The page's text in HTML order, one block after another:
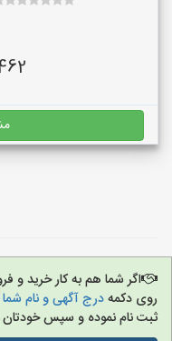
اگر شما هم به کار خرید و
روی دکمهدرج آگهی و نام
ثبت نام نموده و سپس خودتان